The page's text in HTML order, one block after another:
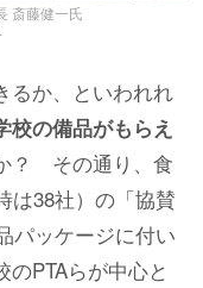
斎藤健一氏
るか、といわれれ
校の備品がもらえ
？ その通り、食
は38社）の「協賛
パッケージに付い
PTAらが中心と